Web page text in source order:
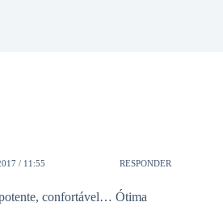
/ 11:55 RESPONDER
confortável… Ótima